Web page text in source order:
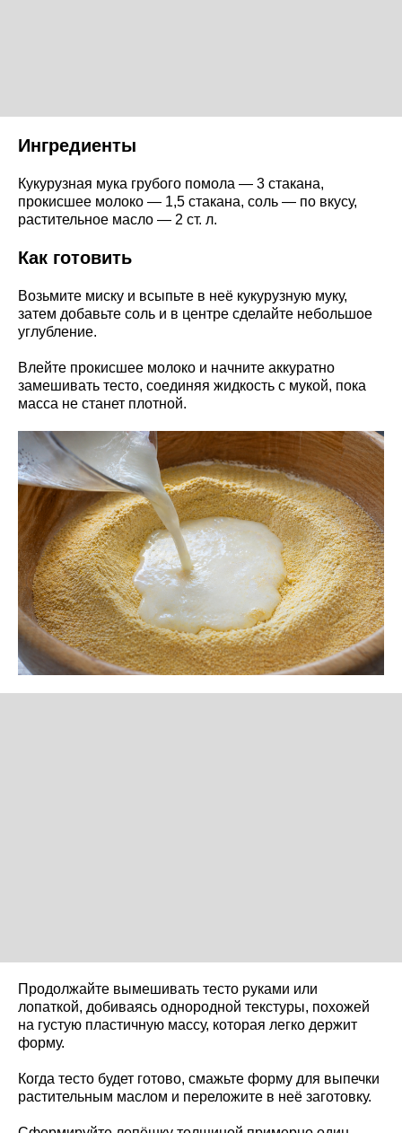
Ингредиенты
Кукурузная мука грубого помола — 3 стакана,
прокисшее молоко — 1,5 стакана, соль — по вкусу,
растительное масло — 2 ст. л.
Как готовить
Возьмите миску и всыпьте в неё кукурузную муку,
затем добавьте соль и в центре сделайте небольшое
углубление.
Влейте прокисшее молоко и начните аккуратно
замешивать тесто, соединяя жидкость с мукой, пока
масса не станет плотной.
Продолжайте вымешивать тесто руками или
лопаткой, добиваясь однородной текстуры, похожей
на густую пластичную массу, которая легко держит
форму.
Когда тесто будет готово, смажьте форму для выпечки
растительным маслом и переложите в неё заготовку.